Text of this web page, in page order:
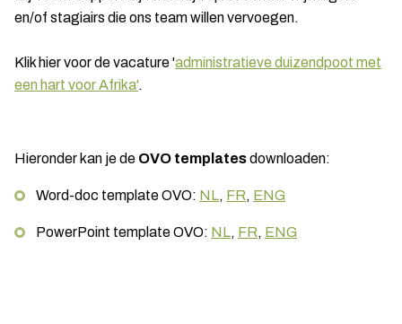
en/of stagiairs die ons team willen vervoegen.
Klik hier voor de vacature 'administratieve duizendpoot met
een hart voor Afrika'.
Hieronder kan je de OVO templatesdownloaden:
Word-doc template OVO: NL, FR, ENG
PowerPoint template OVO: NL, FR, ENG